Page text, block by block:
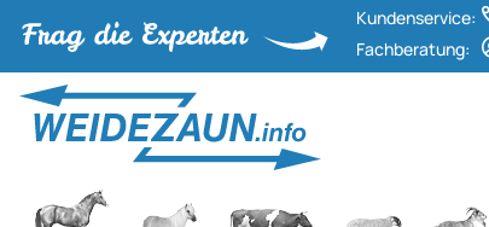
Kundenservice:
Fachberatung: